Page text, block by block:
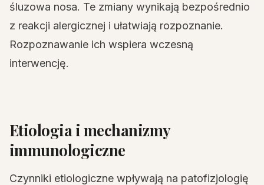
śluzowa nosa. Te zmiany wynikają bezpośrednio
z reakcji alergicznej i ułatwiają rozpoznanie.
Rozpoznawanie ich wspiera wczesną
interwencję.
Etiologia i mechanizmy
immunologiczne
Czynniki etiologiczne wpływają na patofizjologię